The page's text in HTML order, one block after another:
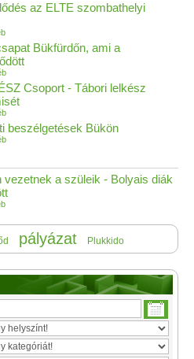
az ELTE szombathelyi
Bükfürdőn, ami a
Csoport - Tábori lelkész
beszélgetések Bükön
a szüleik - Bolyais diák
pályázat Plukkido